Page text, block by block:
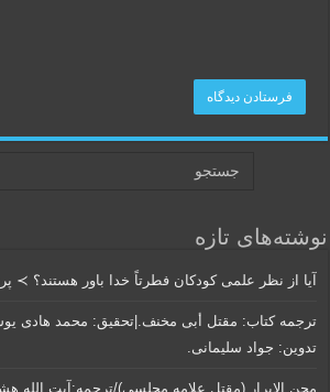
نوشته‌های تازه
آیا از نظر علمی کودکان فطرتاً خدا باور هستند؟ ≻
ترجمه کتاب: مقتل أبی مخنف.|تحقیق: محمد هادی
تدوین: جواد سلیمانی.
محن الابرار (مقتل علامه مجلسی)/ترجمه:آیت الله